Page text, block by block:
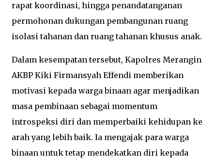
rapat koordinasi, hingga penandatanganan
permohonan dukungan pembangunan ruang
isolasi tahanan dan ruang tahanan khusus anak.
Dalam kesempatan tersebut, Kapolres Merangin
AKBP Kiki Firmansyah Effendi memberikan
motivasi kepada warga binaan agar menjadikan
masa pembinaan sebagai momentum
introspeksi diri dan memperbaiki kehidupan ke
arah yang lebih baik. Ia mengajak para warga
binaan untuk tetap mendekatkan diri kepada